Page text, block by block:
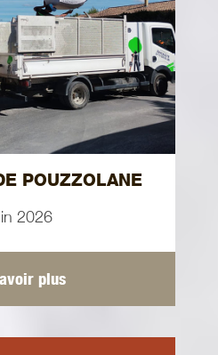
POUZZOLANE
2026
plus